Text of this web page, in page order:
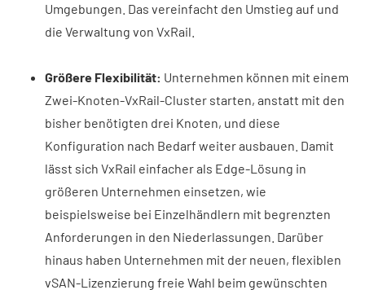
Umgebungen. Das vereinfacht den Umstieg auf und
die Verwaltung von VxRail.
Größere Flexibilität: Unternehmen können mit einem
Zwei-Knoten-VxRail-Cluster starten, anstatt mit den
bisher benötigten drei Knoten, und diese
Konfiguration nach Bedarf weiter ausbauen. Damit
lässt sich VxRail einfacher als Edge-Lösung in
größeren Unternehmen einsetzen, wie
beispielsweise bei Einzelhändlern mit begrenzten
Anforderungen in den Niederlassungen. Darüber
hinaus haben Unternehmen mit der neuen, flexiblen
vSAN-Lizenzierung freie Wahl beim gewünschten